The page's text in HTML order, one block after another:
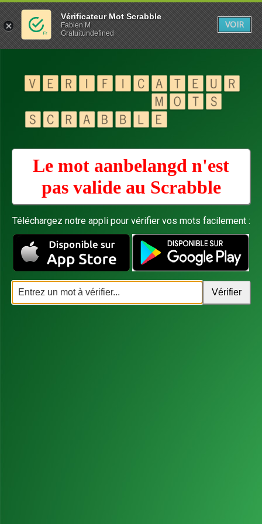
Le mot aanbelangd n'est
pas valide au Scrabble
Téléchargez notre appli pour vérifier vos mots facilement :
Vérificateur Mot Scrabble
Fabien M
Gratuitundefined
VOIR